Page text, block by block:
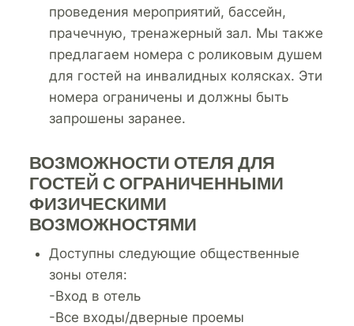
проведения мероприятий, бассейн,
прачечную, тренажерный зал. Мы также
предлагаем номера с роликовым душем
для гостей на инвалидных колясках. Эти
номера ограничены и должны быть
запрошены заранее.
ВОЗМОЖНОСТИ ОТЕЛЯ ДЛЯ
ГОСТЕЙ С ОГРАНИЧЕННЫМИ
ФИЗИЧЕСКИМИ
ВОЗМОЖНОСТЯМИ
Доступны следующие общественные
зоны отеля:
-Вход в отель
-Все входы/дверные проемы